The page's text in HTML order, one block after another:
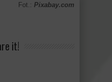
Fot.: Pixabay.com
it!